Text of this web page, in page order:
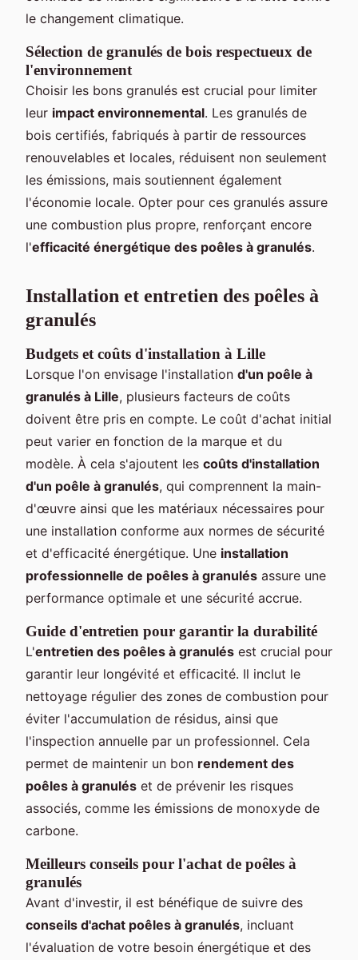
le changement climatique.
Sélection de granulés de bois respectueux de
l'environnement
Choisir les bons granulés est crucial pour limiter
leur impact environnemental. Les granulés de
bois certifiés, fabriqués à partir de ressources
renouvelables et locales, réduisent non seulement
les émissions, mais soutiennent également
l'économie locale. Opter pour ces granulés assure
une combustion plus propre, renforçant encore
l'efficacité énergétique des poêles à granulés.
Installation et entretien des poêles à
granulés
Budgets et coûts d'installation à Lille
Lorsque l'on envisage l'installation d'un poêle à
granulés à Lille, plusieurs facteurs de coûts
doivent être pris en compte. Le coût d'achat initial
peut varier en fonction de la marque et du
modèle. À cela s'ajoutent les coûts d'installation
d'un poêle à granulés, qui comprennent la main-
d'œuvre ainsi que les matériaux nécessaires pour
une installation conforme aux normes de sécurité
et d'efficacité énergétique. Une installation
professionnelle de poêles à granulés assure une
performance optimale et une sécurité accrue.
Guide d'entretien pour garantir la durabilité
L'entretien des poêles à granulés est crucial pour
garantir leur longévité et efficacité. Il inclut le
nettoyage régulier des zones de combustion pour
éviter l'accumulation de résidus, ainsi que
l'inspection annuelle par un professionnel. Cela
permet de maintenir un bon rendement des
poêles à granulés et de prévenir les risques
associés, comme les émissions de monoxyde de
carbone.
Meilleurs conseils pour l'achat de poêles à
granulés
Avant d'investir, il est bénéfique de suivre des
conseils d'achat poêles à granulés, incluant
l'évaluation de votre besoin énergétique et des